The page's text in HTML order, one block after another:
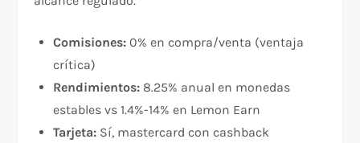
Comisiones: 0% en compra/venta (ventaja
crítica)
Rendimientos: 8.25% anual en monedas
estables vs 1.4%-14% en Lemon Earn
Tarjeta: Sí, mastercard con cashback